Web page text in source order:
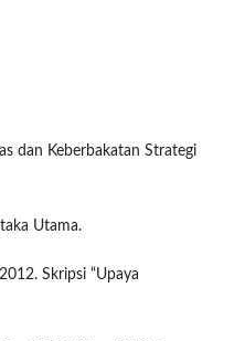
dan Keberbakatan Strategi
Utama.
Skripsi “Upaya